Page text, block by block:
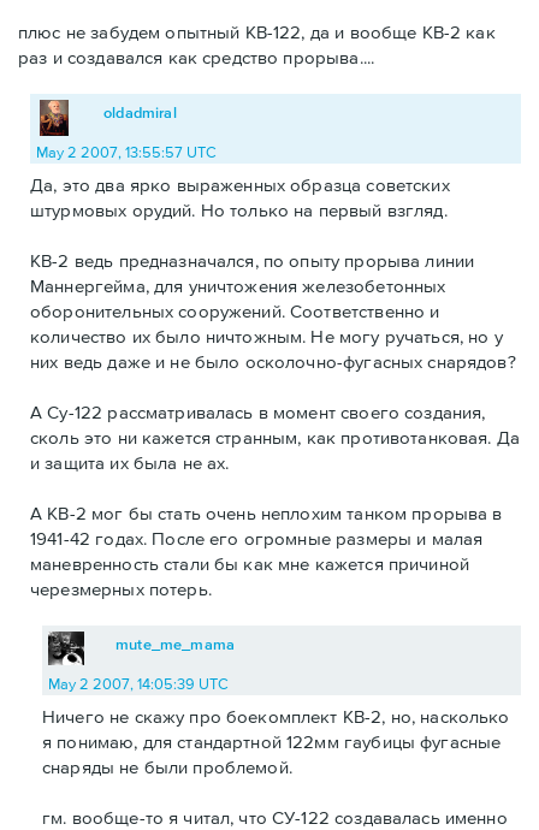
плюс не забудем опытный КВ-122, да и вообще КВ-2 как
раз и создавался как средство прорыва....
oldadmiral
May 2 2007, 13:55:57 UTC
Да, это два ярко выраженных образца советских
штурмовых орудий. Но только на первый взгляд.
КВ-2 ведь предназначался, по опыту прорыва линии
Маннергейма, для уничтожения железобетонных
оборонительных сооружений. Соответственно и
количество их было ничтожным. Не могу ручаться, но у
них ведь даже и не было осколочно-фугасных снарядов?
А Су-122 рассматривалась в момент своего создания,
сколь это ни кажется странным, как противотанковая. Да
и защита их была не ах.
А КВ-2 мог бы стать очень неплохим танком прорыва в
1941-42 годах. После его огромные размеры и малая
маневренность стали бы как мне кажется причиной
черезмерных потерь.
mute_me_mama
May 2 2007, 14:05:39 UTC
Ничего не скажу про боекомплект КВ-2, но, насколько
я понимаю, для стандартной 122мм гаубицы фугасные
снаряды не были проблемой.
гм. вообще-то я читал, что СУ-122 создавалась именно